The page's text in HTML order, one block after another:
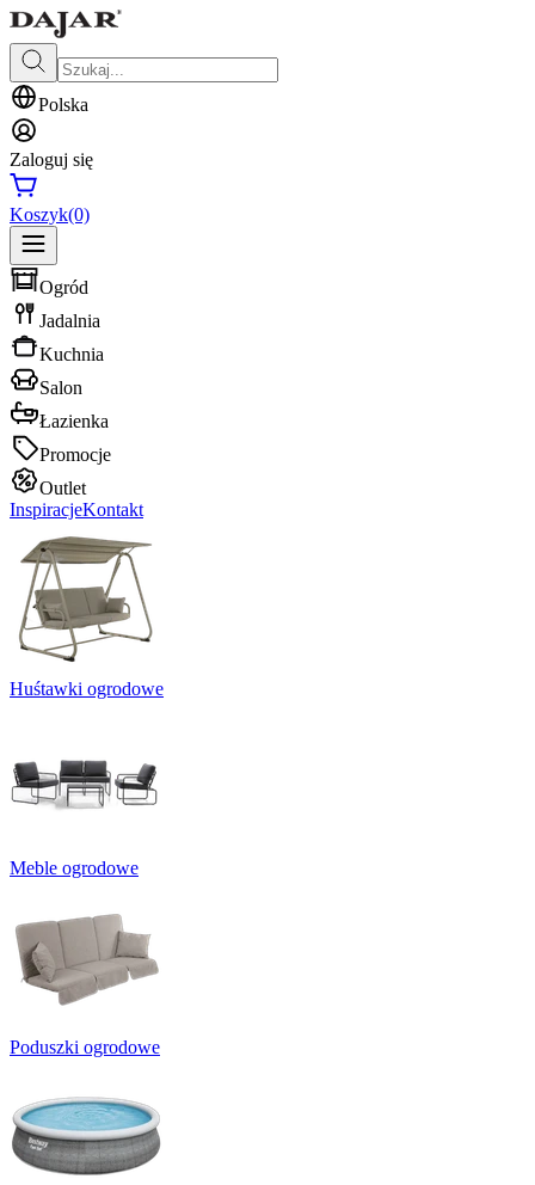
Polska
Zaloguj się
Koszyk(0)
Ogród
Jadalnia
Kuchnia
Salon
Łazienka
Promocje
Outlet
InspiracjeKontakt
Huśtawki ogrodowe
Meble ogrodowe
Poduszki ogrodowe